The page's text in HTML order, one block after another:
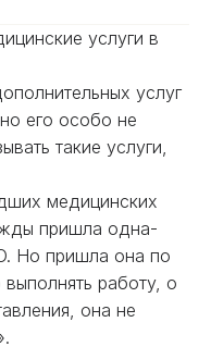
услуги в
услуг
его особо не
такие услуги,
медицинских
пришла одна-
Но пришла она по
работу, о
она не